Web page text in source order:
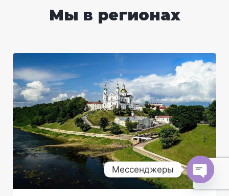
Мы в регионах
Мессенджеры
O